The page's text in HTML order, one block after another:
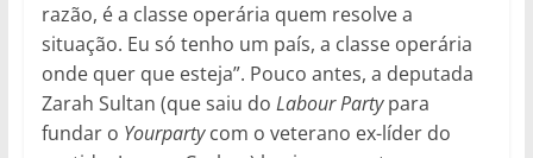
razão, é a classe operária quem resolve a
situação. Eu só tenho um país, a classe operária
onde quer que esteja”. Pouco antes, a deputada
Zarah Sultan (que saiu do Labour Partypara
fundar o Yourpartycom o veterano ex-líder do